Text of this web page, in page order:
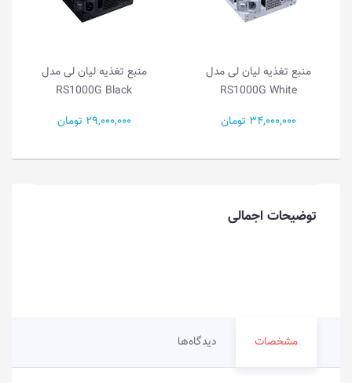
منبع تغذیه لیان لی مدل
RS1000G White
34,000,000 تومان
منبع تغذیه لیان لی مدل
RS1000G Black
29,000,000 تومان
توضیحات اجمالی
مشخصات دیدگاه‌ها